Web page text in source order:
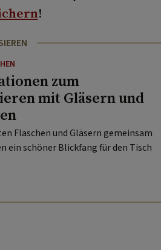
!
zum
mit Gläsern und
Flaschen und Gläsern gemeinsam
ein schöner Blickfang für den Tisch